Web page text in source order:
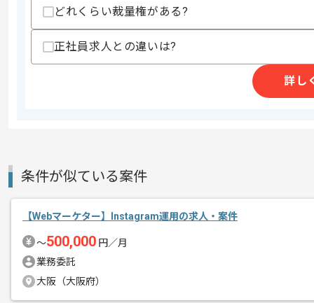
エージェントからのコ
回路や基板関連トータルソリューショ
今回はHubSpot活用支援案件に携わって
Webマーケターとしての実務経験を活
どれくらい裁量権がある?
正社員求人との違いは?
詳し
条件が似ている案件
【Webマーケター】Instagram運用の求人・案件
〜500,000 円／月
業務委託
大阪（大阪府）